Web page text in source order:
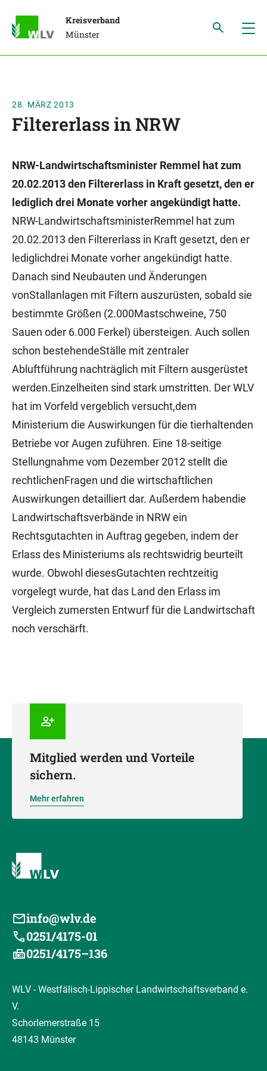
Kreisverband
Münster
28. MÄRZ 2013
Filtererlass in NRW
NRW-Landwirtschaftsminister Remmel hat zum
20.02.2013 den Filtererlass in Kraft gesetzt, den er
lediglich drei Monate vorher angekündigt hatte.
NRW-LandwirtschaftsministerRemmel hat zum
20.02.2013 den Filtererlass in Kraft gesetzt, den er
lediglichdrei Monate vorher angekündigt hatte.
Danach sind Neubauten und Änderungen
vonStallanlagen mit Filtern auszurüsten, sobald sie
bestimmte Größen (2.000Mastschweine, 750
Sauen oder 6.000 Ferkel) übersteigen. Auch sollen
schon bestehendeStälle mit zentraler
Abluftführung nachträglich mit Filtern ausgerüstet
werden.Einzelheiten sind stark umstritten. Der WLV
hat im Vorfeld vergeblich versucht,dem
Ministerium die Auswirkungen für die tierhaltenden
Betriebe vor Augen zuführen. Eine 18-seitige
Stellungnahme vom Dezember 2012 stellt die
rechtlichenFragen und die wirtschaftlichen
Auswirkungen detailliert dar. Außerdem habendie
Landwirtschaftsverbände in NRW ein
Rechtsgutachten in Auftrag gegeben, indem der
Erlass des Ministeriums als rechtswidrig beurteilt
wurde. Obwohl diesesGutachten rechtzeitig
vorgelegt wurde, hat das Land den Erlass im
Vergleich zumersten Entwurf für die Landwirtschaft
noch verschärft.
Mitglied werden und Vorteile
sichern.
Mehr erfahren
info@wlv.de
0251/4175-01
0251/4175–136
WLV - Westfälisch-Lippischer Landwirtschaftsverband e.
V.
Schorlemerstraße 15
48143 Münster